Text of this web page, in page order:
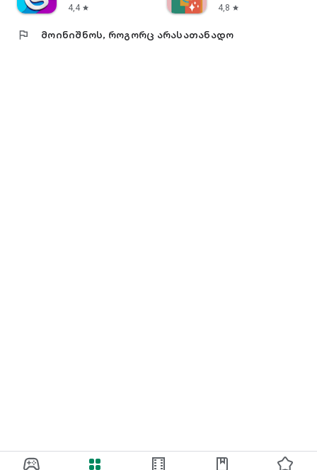
4,4 star
4,8 star
flag მოინიშნოს, როგორც არასათანადო